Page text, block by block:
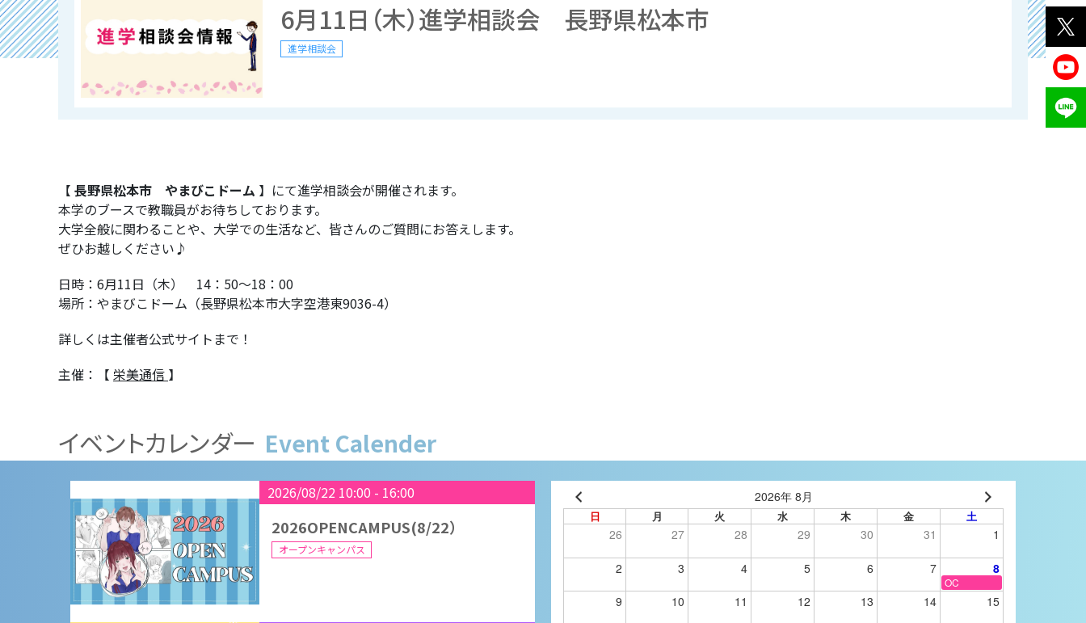
6月11日（木）進学相談会 長野県松本市
進学相談会
【 長野県松本市 やまびこドーム 】にて進学相談会が開催されます。
本学のブースで教職員がお待ちしております。
大学全般に関わることや、大学での生活など、皆さんのご質問にお答えします。
ぜひお越しください♪
日時：6月11日（木） 14：50～18：00
場所：やまびこドーム（長野県松本市大字空港東9036-4）
詳しくは主催者公式サイトまで！
主催：【 栄美通信 】
イベントカレンダー Event Calender
2026/09/16 16:00
進学相談会
2026/08/22 10:00 - 16:00
2026OPENCAMPUS(8/22）
オープンキャンパス
2026年 8月
日 月 火 水 木 金 土
26 27 28 29 30 31 1
2 3 4 5 6 7 8
OC
9 10 11 12 13 14 15